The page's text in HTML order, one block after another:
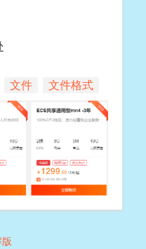
文件 文件格式